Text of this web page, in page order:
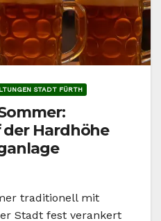
STADT FÜRTH
Hardhöhe
traditionell mit
Stadt fest verankert